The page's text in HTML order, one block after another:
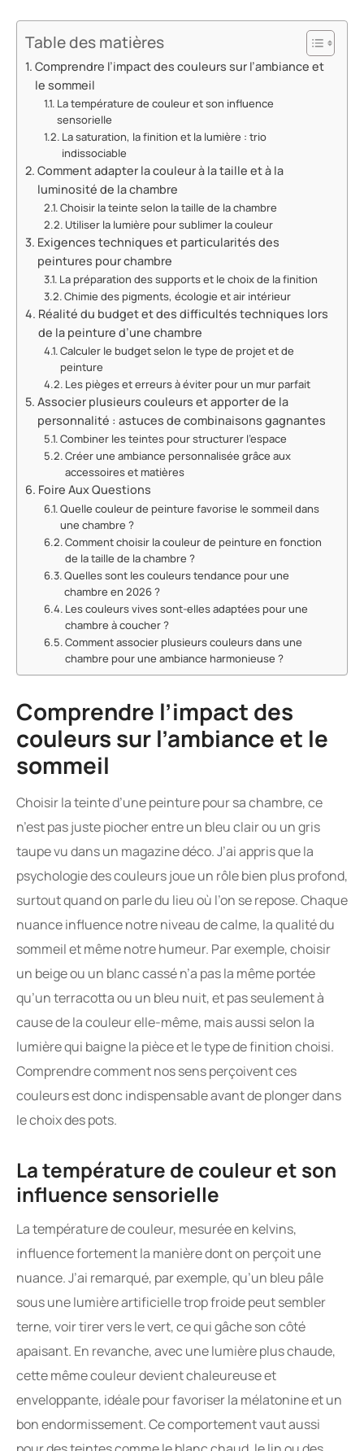
Table des matières
Comprendre l’impact des couleurs sur l’ambiance et
le sommeil
La température de couleur et son influence
sensorielle
La saturation, la finition et la lumière : trio
indissociable
Comment adapter la couleur à la taille et à la
luminosité de la chambre
Choisir la teinte selon la taille de la chambre
Utiliser la lumière pour sublimer la couleur
Exigences techniques et particularités des
peintures pour chambre
La préparation des supports et le choix de la finition
Chimie des pigments, écologie et air intérieur
Réalité du budget et des difficultés techniques lors
de la peinture d’une chambre
Calculer le budget selon le type de projet et de
peinture
Les pièges et erreurs à éviter pour un mur parfait
Associer plusieurs couleurs et apporter de la
personnalité : astuces de combinaisons gagnantes
Combiner les teintes pour structurer l’espace
Créer une ambiance personnalisée grâce aux
accessoires et matières
Foire Aux Questions
Quelle couleur de peinture favorise le sommeil dans
une chambre ?
Comment choisir la couleur de peinture en fonction
de la taille de la chambre ?
Quelles sont les couleurs tendance pour une
chambre en 2026 ?
Les couleurs vives sont-elles adaptées pour une
chambre à coucher ?
Comment associer plusieurs couleurs dans une
chambre pour une ambiance harmonieuse ?
Comprendre l’impact des
couleurs sur l’ambiance et le
sommeil
Choisir la teinte d’une peinture pour sa chambre, ce
n’est pas juste piocher entre un bleu clair ou un gris
taupe vu dans un magazine déco. J’ai appris que la
psychologie des couleurs joue un rôle bien plus profond,
surtout quand on parle du lieu où l’on se repose. Chaque
nuance influence notre niveau de calme, la qualité du
sommeil et même notre humeur. Par exemple, choisir
un beige ou un blanc cassé n’a pas la même portée
qu’un terracotta ou un bleu nuit, et pas seulement à
cause de la couleur elle-même, mais aussi selon la
lumière qui baigne la pièce et le type de finition choisi.
Comprendre comment nos sens perçoivent ces
couleurs est donc indispensable avant de plonger dans
le choix des pots.
La température de couleur et son
influence sensorielle
La température de couleur, mesurée en kelvins,
influence fortement la manière dont on perçoit une
nuance. J’ai remarqué, par exemple, qu’un bleu pâle
sous une lumière artificielle trop froide peut sembler
terne, voir tirer vers le vert, ce qui gâche son côté
apaisant. En revanche, avec une lumière plus chaude,
cette même couleur devient chaleureuse et
enveloppante, idéale pour favoriser la mélatonine et un
bon endormissement. Ce comportement vaut aussi